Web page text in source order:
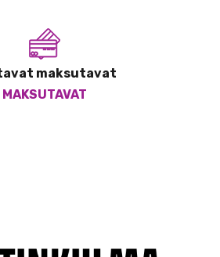
maksutavat
MAKSUTAVAT